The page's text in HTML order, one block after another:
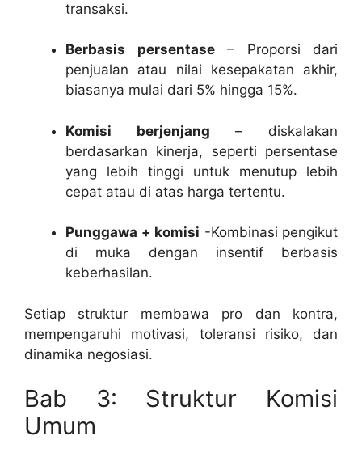
transaksi.
Berbasis persentase– Proporsi dari
penjualan atau nilai kesepakatan akhir,
biasanya mulai dari 5% hingga 15%.
Komisi berjenjang – diskalakan
berdasarkan kinerja, seperti persentase
yang lebih tinggi untuk menutup lebih
cepat atau di atas harga tertentu.
Punggawa + komisi -Kombinasi pengikut
di muka dengan insentif berbasis
keberhasilan.
Setiap struktur membawa pro dan kontra,
mempengaruhi motivasi, toleransi risiko, dan
dinamika negosiasi.
Bab 3: Struktur Komisi
Umum